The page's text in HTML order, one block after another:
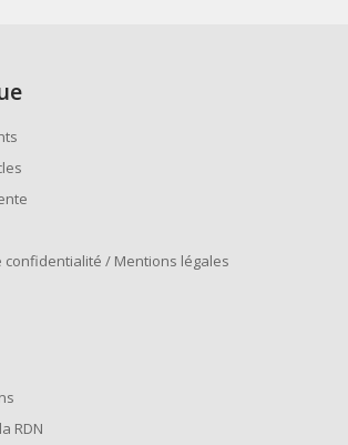
confidentialité / Mentions légales
RDN